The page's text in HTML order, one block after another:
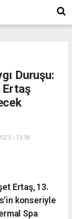
Duruşu:
Ertaş
- 13:56
Ertaş, 13.
konseriyle
Spa